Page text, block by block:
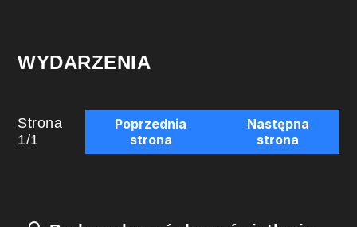
WYDARZENIA
Strona
1/1
Poprzednia
strona
Następna
strona